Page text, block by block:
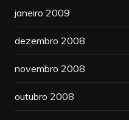
janeiro 2009
dezembro 2008
novembro 2008
outubro 2008